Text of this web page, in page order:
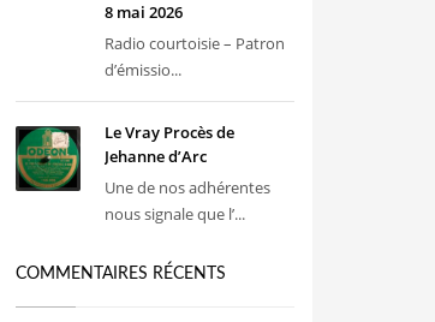
8 mai 2026
Radio courtoisie – Patron
d’émissio...
Le Vray Procès de
Jehanne d’Arc
Une de nos adhérentes
nous signale que l’...
COMMENTAIRES RÉCENTS